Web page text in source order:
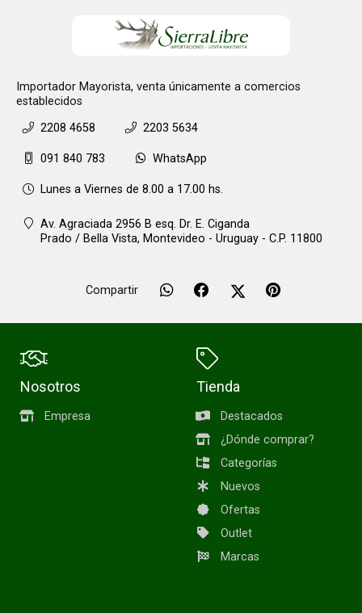
Importador Mayorista, venta únicamente a comercios
establecidos
2208 4658
2203 5634
091 840 783 WhatsApp
Lunes a Viernes de 8.00 a 17.00 hs.
Av. Agraciada 2956 B esq. Dr. E. Ciganda
Prado / Bella Vista, Montevideo - Uruguay - C.P. 11800
Compartir
Nosotros
Empresa
Tienda
Destacados
¿Dónde comprar?
Categorías
Nuevos
Ofertas
Outlet
Marcas